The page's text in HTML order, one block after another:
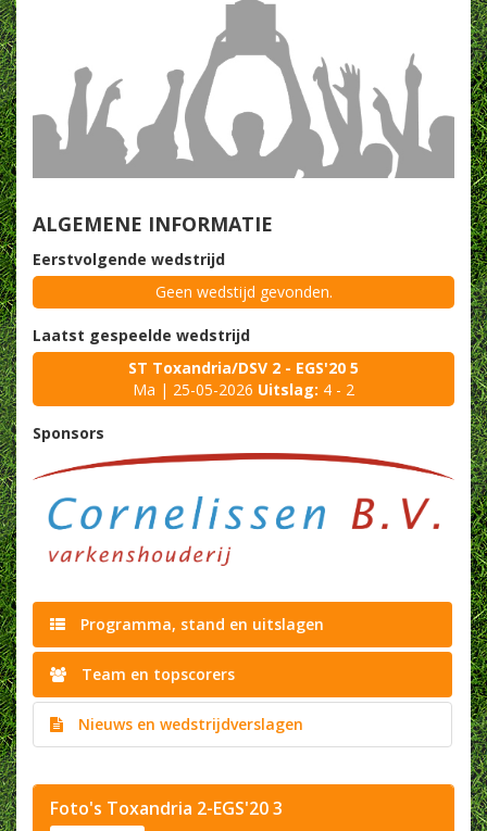
ALGEMENE INFORMATIE
Eerstvolgende wedstrijd
Geen wedstijd gevonden.
Laatst gespeelde wedstrijd
ST Toxandria/DSV 2 - EGS'20 5
Ma | 25-05-2026 Uitslag: 4 - 2
Sponsors
Programma, stand en uitslagen
Team en topscorers
Nieuws en wedstrijdverslagen
Foto's Toxandria 2-EGS'20 3